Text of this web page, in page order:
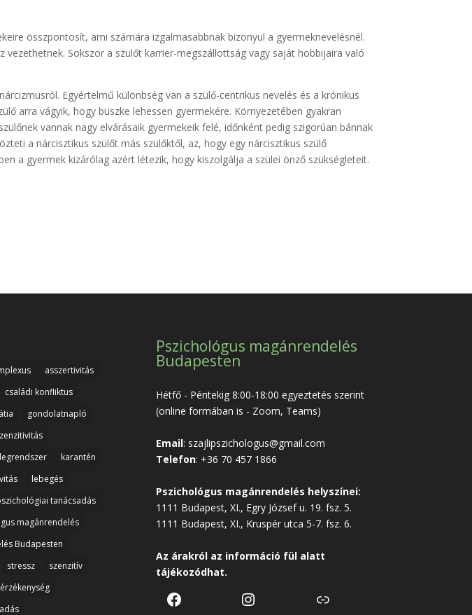
összpontosít, ami számára izgalmasabbnak bizonyul a gyermeknevelésnél.
Sokszor a szülőt karrier-megszállottság vagy saját hobbijaira való
Egyértelmű különbség van a szülő-centrikus nevelés és a krónikus
arra vágyik, hogy büszke lehessen gyermekére. Környezetében gyakran
vannak nagy elvárásaik gyermekeik felé, időnként pedig szigorúan bánnak
a nárcisztikus szülőt más szülőktől, az, hogy egy nárcisztikus szülő
a gyermek kizárólag azért létezik, hogy kiszolgálja a szülei önző szükségleteit.
asszertivitás
családi konfliktus
gondolatnapló
karantén
lebegés
tanácsadás
magánrendelés
Budapesten
stressz
szenzitív
Pszichológus magánrendelés
Budapesten
Hétfő - Péntekig 8:00-18:00 egyeztetés szerint
(online formában is - Zoom, Teams)
Email: szajlipszichologus@gmail.com
Telefon: +36 70 457 1866
Pszichológus magánrendelés helyszínei:
1111 Budapest, XI., Egry József u. 19. fsz. 5.
1111 Budapest, XI., Kruspér utca 5-7. fsz. 6.
Az árakról az információ fül alatt
tájékozódhat.
Facebook InstagramLink